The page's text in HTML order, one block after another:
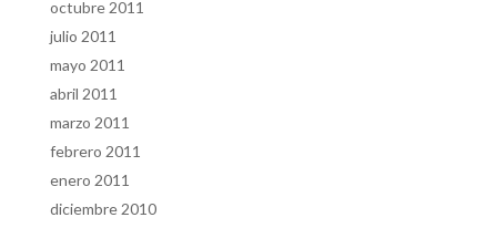
octubre 2011
julio 2011
mayo 2011
abril 2011
marzo 2011
febrero 2011
enero 2011
diciembre 2010